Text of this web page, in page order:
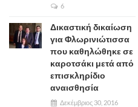
6
Δικαστική δικαίωση
για Φλωρινιώτισσα
που καθηλώθηκε σε
καροτσάκι μετά από
επισκληρίδιο
αναισθησία
Δεκέμβριος 30, 2016